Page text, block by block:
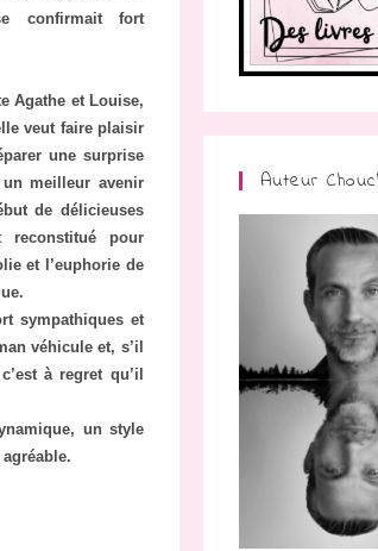
confirmait fort
Agathe et Louise,
veut faire plaisir
une surprise
meilleur avenir
de délicieuses
reconstitué pour
et l’euphorie de
sympathiques et
véhicule et, s’il
à regret qu’il
un style
Auteur